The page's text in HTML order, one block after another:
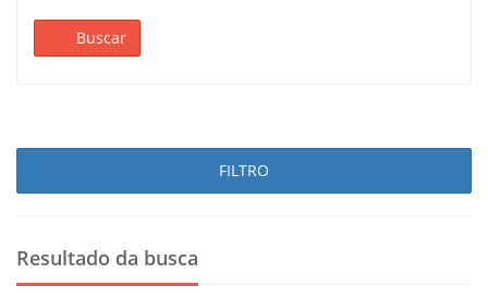
Buscar
FILTRO
Resultado da busca